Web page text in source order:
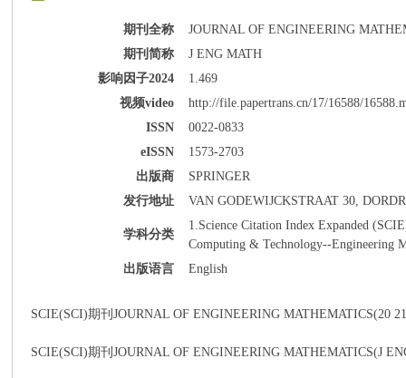
期刊全称
JOURNAL OF ENGINEERING
期刊简称
J ENG MATH
影响因子2024
1.469
视频video
http://file.papertrans.cn/17/16588/
ISSN
0022-0833
eISSN
1573-2703
出版商
SPRINGER
发行地址
VAN GODEWIJCKSTRAAT 30,
学科分类
1.Science Citation Index Expanded
Computing & Technology--Engineering
出版语言
English
SCIE(SCI)期刊JOURNAL OF ENGINEERING MATHEMATICS(20
SCIE(SCI)期刊JOURNAL OF ENGINEERING MATHEMATICS(J